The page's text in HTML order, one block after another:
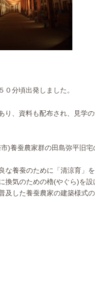
分頃出発しました。
、資料も配布され、見学の
)養蚕農家群の田島弥平旧宅
な養蚕のために「清涼育」
換気のための櫓(やぐら)を
及した養蚕農家の建築様式